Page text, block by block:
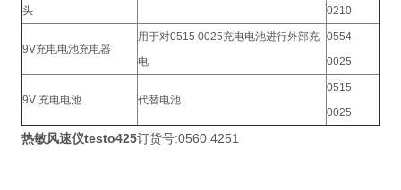
头
0210
9V充电电池充电器
用于对0515 0025充电电池进行外部充
电
0554
0025
9V 充电电池 代替电池
0515
0025
热敏风速仪testo425订货号:0560 4251